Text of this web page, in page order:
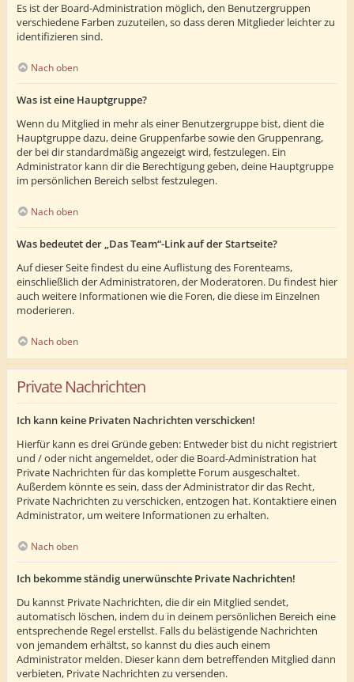
Es ist der Board-Administration möglich, den Benutzergruppen
verschiedene Farben zuzuteilen, so dass deren Mitglieder leichter zu
identifizieren sind.
Nach oben
Was ist eine Hauptgruppe?
Wenn du Mitglied in mehr als einer Benutzergruppe bist, dient die
Hauptgruppe dazu, deine Gruppenfarbe sowie den Gruppenrang,
der bei dir standardmäßig angezeigt wird, festzulegen. Ein
Administrator kann dir die Berechtigung geben, deine Hauptgruppe
im persönlichen Bereich selbst festzulegen.
Nach oben
Was bedeutet der „Das Team“-Link auf der Startseite?
Auf dieser Seite findest du eine Auflistung des Forenteams,
einschließlich der Administratoren, der Moderatoren. Du findest hier
auch weitere Informationen wie die Foren, die diese im Einzelnen
moderieren.
Nach oben
Private Nachrichten
Ich kann keine Privaten Nachrichten verschicken!
Hierfür kann es drei Gründe geben: Entweder bist du nicht registriert
und / oder nicht angemeldet, oder die Board-Administration hat
Private Nachrichten für das komplette Forum ausgeschaltet.
Außerdem könnte es sein, dass der Administrator dir das Recht,
Private Nachrichten zu verschicken, entzogen hat. Kontaktiere einen
Administrator, um weitere Informationen zu erhalten.
Nach oben
Ich bekomme ständig unerwünschte Private Nachrichten!
Du kannst Private Nachrichten, die dir ein Mitglied sendet,
automatisch löschen, indem du in deinem persönlichen Bereich eine
entsprechende Regel erstellst. Falls du belästigende Nachrichten
von jemandem erhältst, so kannst du dies auch einem
Administrator melden. Dieser kann dem betreffenden Mitglied dann
verbieten, Private Nachrichten zu versenden.